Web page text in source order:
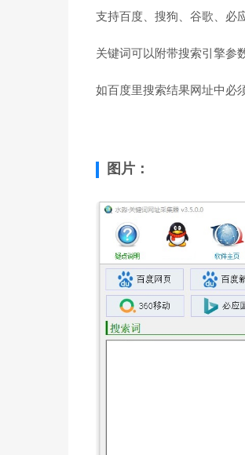
支持百度、搜狗、谷歌、必
关键词可以附带搜索引擎参
如百度里搜索结果网址中必
图片：